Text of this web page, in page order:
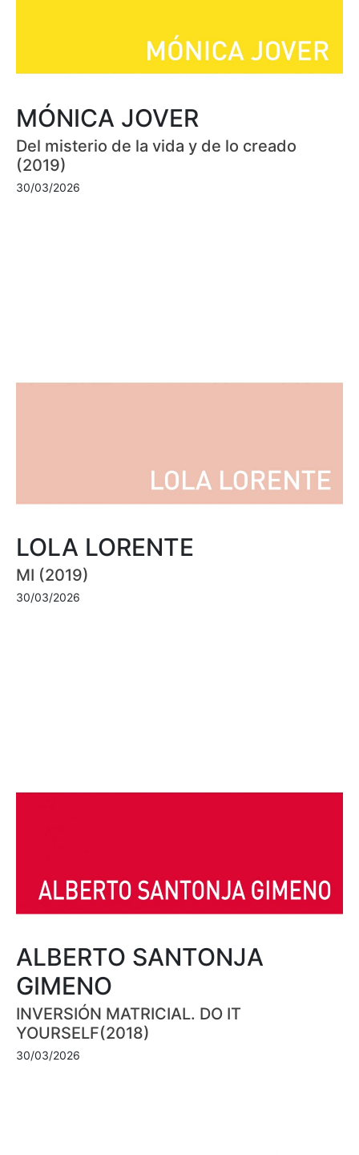
MÓNICA JOVER
Del misterio de la vida y de lo creado
(2019)
30/03/2026
LOLA LORENTE
MI (2019)
30/03/2026
ALBERTO SANTONJA
GIMENO
INVERSIÓN MATRICIAL. DO IT
YOURSELF(2018)
30/03/2026